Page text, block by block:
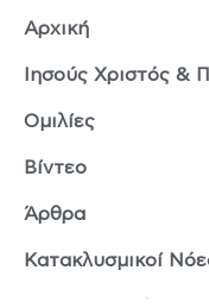
Αρχική
Ιησούς Χριστός &
Ομιλίες
Βίντεο
Άρθρα
Κατακλυσμικοί